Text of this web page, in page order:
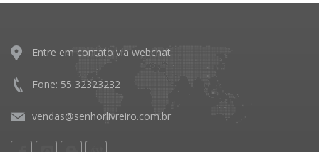
Entre em contato via webchat
Fone: 55 32323232
vendas@senhorlivreiro.com.br